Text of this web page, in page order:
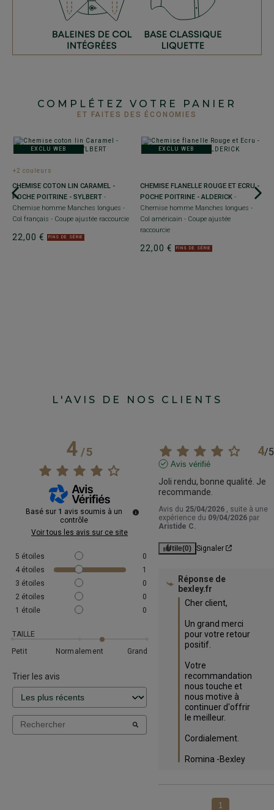
COMPLÉTEZ VOTRE PANIER
ET FAITES DES ÉCONOMIES
EXCLU WEB
+2 couleurs
CHEMISE COTON LIN CARAMEL -
POCHE POITRINE - SYLBERT -
Chemise homme Manches longues -
Col français - Coupe ajustée raccourcie
22,00 € FINS DE SÉRIE
EXCLU WEB
CHEMISE FLANELLE ROUGE ET ECRU -
POCHE POITRINE - ALDERICK -
Chemise homme Manches longues -
Col américain - Coupe ajustée
raccourcie
22,00 € FINS DE SÉRIE
L'AVIS DE NOS CLIENTS
4/5
Basé sur 1 avis soumis à un
contrôle
Voir tous les avis sur ce site
5 étoiles
0
4 étoiles
1
3 étoiles
0
2 étoiles
0
1 étoile 0
TAILLE
Petit
Normalement Grand
Trier les avis
4/5
Avis vérifié
Joli rendu, bonne qualité. Je
recommande.
Avis du 25/04/2026
, suite à une
expérience du 09/04/2026 par
Aristide C.
Utile(0) Signaler
Réponse de
bexley.fr
Cher client,
Un grand merci
pour votre retour
positif.
Votre
recommandation
nous touche et
nous motive à
continuer d'offrir
le meilleur.
Cordialement.
Romina -Bexley
1